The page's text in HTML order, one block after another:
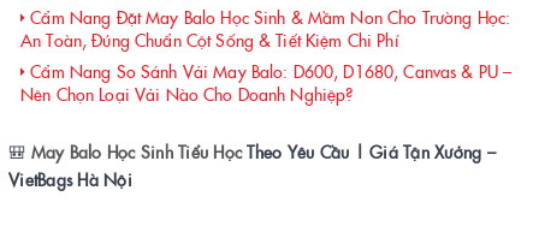
Cẩm Nang Đặt May Balo Học Sinh & Mầm Non Cho Trường Học:
An Toàn, Đúng Chuẩn Cột Sống & Tiết Kiệm Chi Phí
Cẩm Nang So Sánh Vải May Balo: D600, D1680, Canvas & PU –
Nên Chọn Loại Vải Nào Cho Doanh Nghiệp?
🎒 May Balo Học Sinh Tiểu HọcTheo Yêu Cầu | Giá Tận Xưởng –
VietBags Hà Nội